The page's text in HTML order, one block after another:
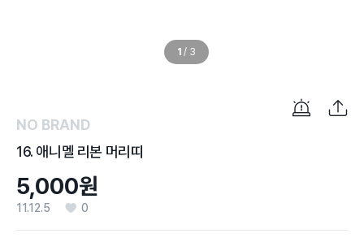
1 / 3
NO BRAND
16. 애니멜 리본 머리띠
5,000원
11.12.5 0